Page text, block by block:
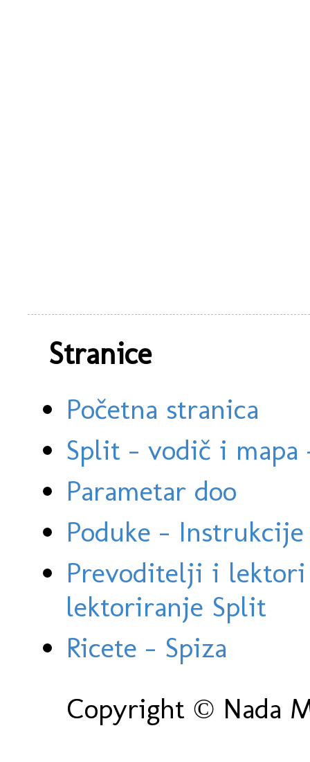
Stranice
Početna stranica
Split - vodič i
Parametar doo
Poduke -
Prevoditelji i
lektoriranje Split
Ricete - Spiza
Copyright © Nada